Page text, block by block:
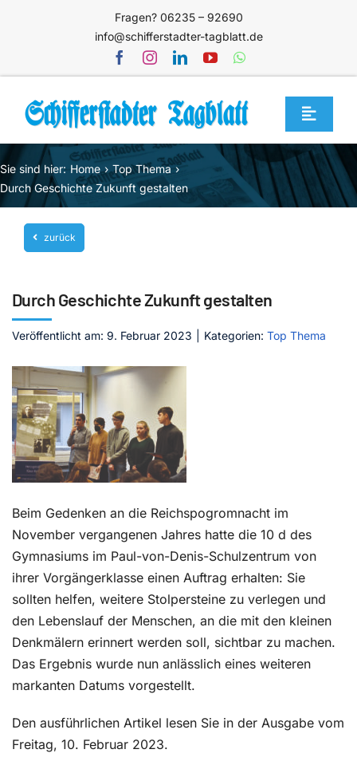
Fragen? 06235 – 92690
info@schifferstadter-tagblatt.de
Toggle
Home
Themen
Blog
Unternehmen
Mediathek
Kontakt
Sie sind hier: Home
Top Thema
Durch Geschichte Zukunft gestalten
zurück
Durch Geschichte Zukunft gestalten
Veröffentlicht am: 9. Februar 2023 Kategorien: Top Thema
Beim Gedenken an die Reichspogromnacht im
November vergangenen Jahres hatte die 10 d des
Gymnasiums im Paul-von-Denis-Schulzentrum von
ihrer Vorgängerklasse einen Auftrag erhalten: Sie
sollten helfen, weitere Stolpersteine zu verlegen und
den Lebenslauf der Menschen, an die mit den kleinen
Denkmälern erinnert werden soll, sichtbar zu machen.
Das Ergebnis wurde nun anlässlich eines weiteren
markanten Datums vorgestellt.
Den ausführlichen Artikel lesen Sie in der Ausgabe vom
Freitag, 10. Februar 2023.